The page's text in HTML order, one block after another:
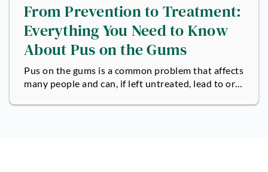
From Prevention to Treatment:
Everything You Need to Know
About Pus on the Gums
Pus on the gums is a common problem that affects
many people and can, if left untreated, lead to oral